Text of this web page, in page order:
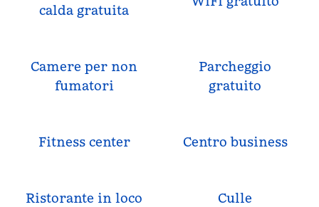
calda gratuita
Camere per non
fumatori
Parcheggio
gratuito
Fitness center Centro business
Ristorante in loco Culle